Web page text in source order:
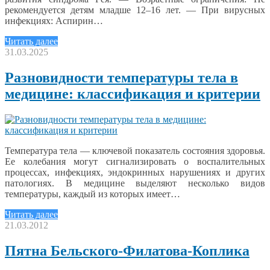
рекомендуется детям младше 12–16 лет. — При вирусных
инфекциях: Аспирин…
Читать далее
31.03.2025
Разновидности температуры тела в
медицине: классификация и критерии
Температура тела — ключевой показатель состояния здоровья.
Ее колебания могут сигнализировать о воспалительных
процессах, инфекциях, эндокринных нарушениях и других
патологиях. В медицине выделяют несколько видов
температуры, каждый из которых имеет…
Читать далее
21.03.2012
Пятна Бельского-Филатова-Коплика